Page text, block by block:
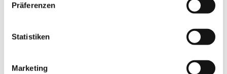
Präferenzen
Statistiken
Marketing